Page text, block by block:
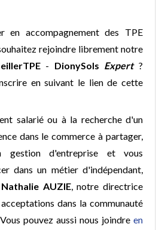
en accompagnement des TPE
rejoindre librement notre
- DionySols Expert?
en suivant le lien de cette
salarié ou à la recherche d'un
dans le commerce à partager,
gestion d'entreprise et vous
dans un métier d'indépendant,
Nathalie AUZIE, notre directrice
dans la communauté
pouvez aussi nous joindre en